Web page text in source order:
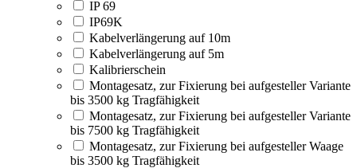
IP 69
IP69K
Kabelverlängerung auf 10m
Kabelverlängerung auf 5m
Kalibrierschein
Montagesatz, zur Fixierung bei aufgesteller Variante
bis 3500 kg Tragfähigkeit
Montagesatz, zur Fixierung bei aufgesteller Variante
bis 7500 kg Tragfähigkeit
Montagesatz, zur Fixierung bei aufgesteller Waage
bis 3500 kg Tragfähigkeit